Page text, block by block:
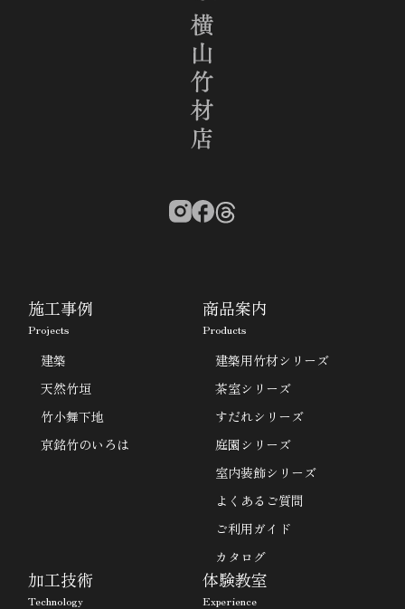
施工事例
Projects
建築
天然竹垣
竹小舞下地
京銘竹のいろは
商品案内
Products
建築用竹材シリーズ
茶室シリーズ
すだれシリーズ
庭園シリーズ
室内装飾シリーズ
よくあるご質問
ご利用ガイド
カタログ
加工技術
Technology
体験教室
Experience